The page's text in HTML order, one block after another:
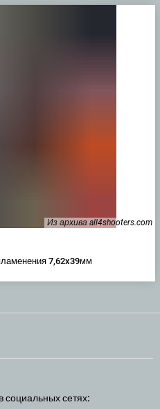
Из архива all4shooters.com
7,62x39мм
социальных сетях: